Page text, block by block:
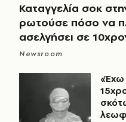
Καταγγελία σοκ
ρωτούσε πόσο να
ασελγήσει σε
Newsroom
«Έχω